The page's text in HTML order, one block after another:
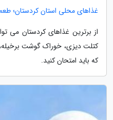
غذاهای محلی استان کردستان؛
از برترین غذاهای کردستان می
کتلت دیزی، خوراک گوشت
که باید امتحان کنید.